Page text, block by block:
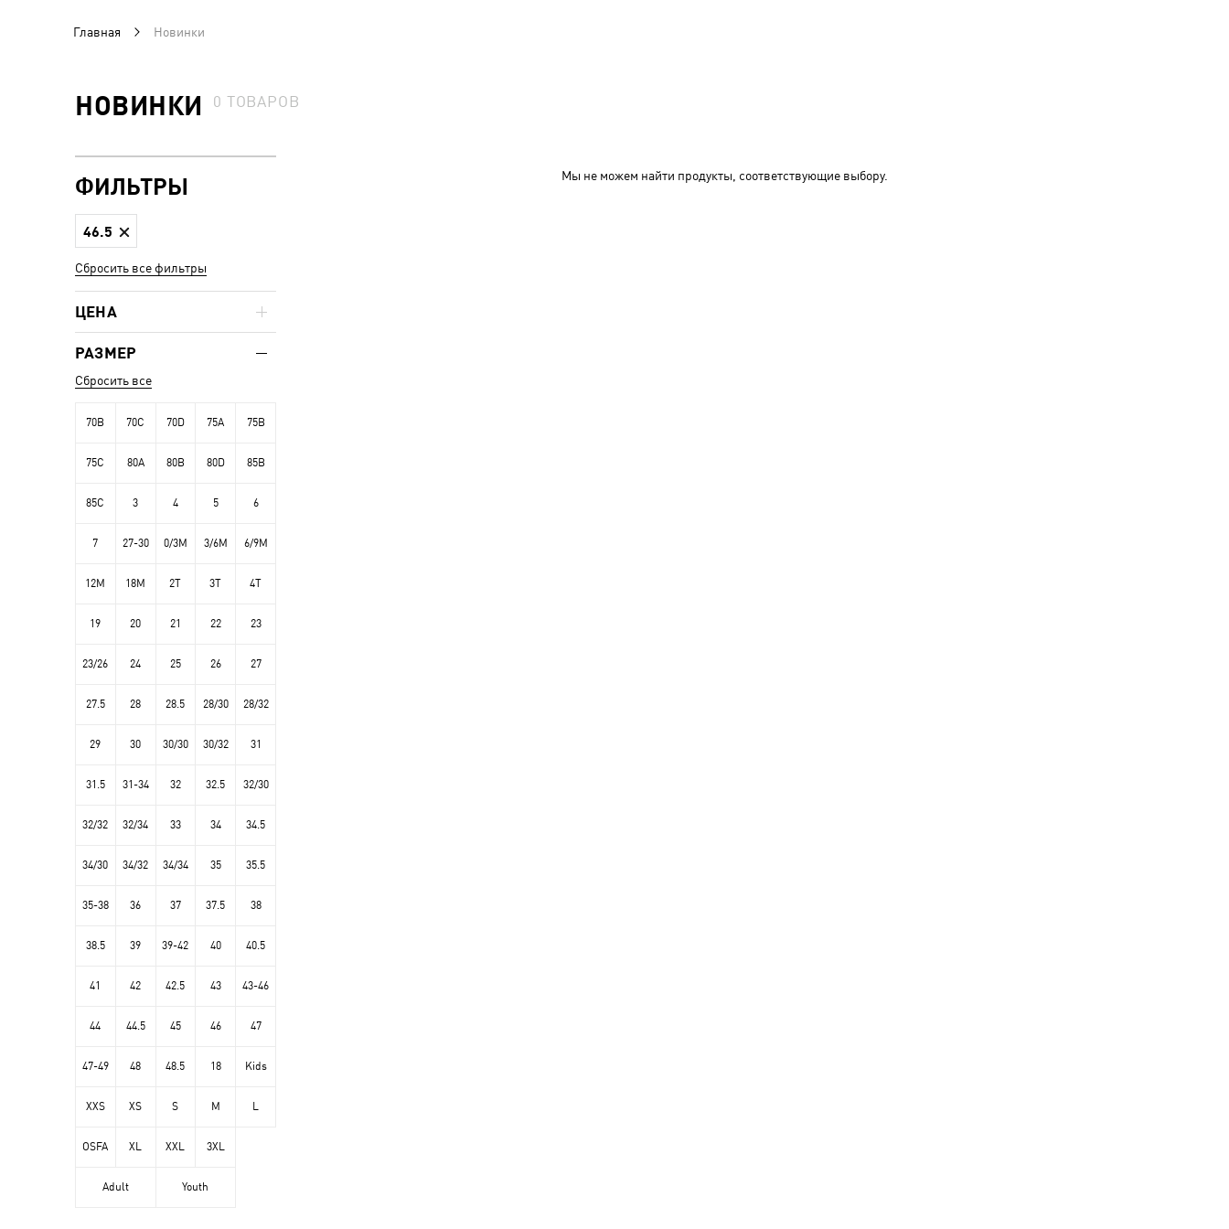
Главная Новинки
НОВИНКИ 0 ТОВАРОВ
Мы не можем найти продукты, соответствующие выбору.
ФИЛЬТРЫ
46.5
Сбросить все фильтры
ЦЕНА
РАЗМЕР
Сбросить все
70B 70C 70D 75A 75B
75C 80A 80B 80D 85B
85C 3 4 5 6
7 27-30 0/3M 3/6M 6/9M
12M 18M 2T 3T 4T
19 20 21 22 23
23/26 24 25 26 27
27.5 28 28.5 28/30 28/32
29 30 30/30 30/32 31
31.5 31-34 32 32.5 32/30
32/32 32/34 33 34 34.5
34/30 34/32 34/34 35 35.5
35-38 36 37 37.5 38
38.5 39 39-42 40 40.5
41 42 42.5 43 43-46
44 44.5 45 46 47
47-49 48 48.5 18 Kids
XXS XS S M L
OSFA XL XXL 3XL
Adult Youth